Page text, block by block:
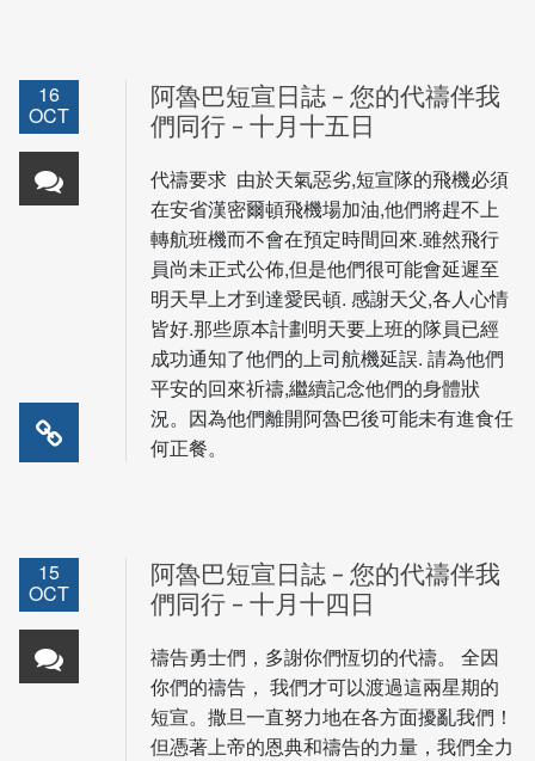
16
OCT
阿魯巴短宣日誌 – 您的代禱伴我
們同行 – 十月十五日
代禱要求 由於天氣惡劣,短宣隊的飛機必須
在安省漢密爾頓飛機場加油,他們將趕不上
轉航班機而不會在預定時間回來.雖然飛行
員尚未正式公佈,但是他們很可能會延遲至
明天早上才到達愛民頓. 感謝天父,各人心情
皆好.那些原本計劃明天要上班的隊員已經
成功通知了他們的上司航機延誤. 請為他們
平安的回來祈禱,繼續記念他們的身體狀
況。因為他們離開阿魯巴後可能未有進食任
何正餐。
15
OCT
阿魯巴短宣日誌 – 您的代禱伴我
們同行 – 十月十四日
禱告勇士們，多謝你們恆切的代禱。 全因
你們的禱告， 我們才可以渡過這兩星期的
短宣。撒旦一直努力地在各方面擾亂我們！
但憑著上帝的恩典和禱告的力量，我們全力